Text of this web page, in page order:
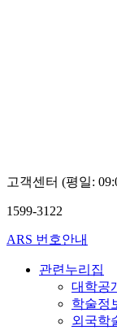
고객센터 (평일:
1599-3122
ARS 번호안내
관련누리집
대학공
학술정
외국학